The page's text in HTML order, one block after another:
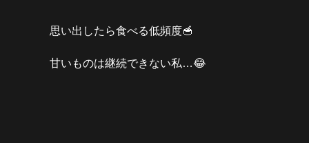
思い出したら食べる低頻度🥣
甘いものは継続できない私…😂